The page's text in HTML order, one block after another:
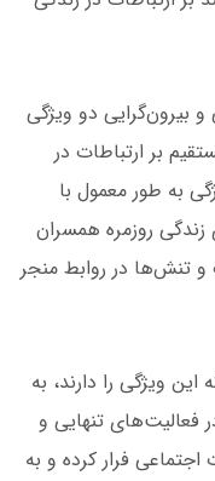
بیرون‌گرایی دو ویژگی
بر ارتباطات در
به طور معمول با
زندگی روزمره همسران
تنش‌ها در روابط منجر
ویژگی را دارند، به
تنهایی و
فرار کرده و به